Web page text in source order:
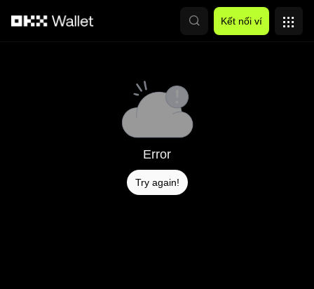
Kết nối ví
Error
Try again!